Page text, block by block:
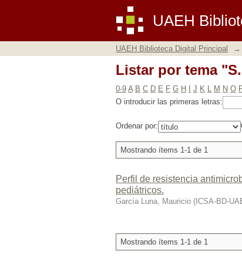
UAEH
Listar por tema
UAEH Biblioteca Digital Principal →
Listar por tema
0-9 A B C D E F G H J K L M N O
O introducir las primeras letras:
Ordenar por:
Mostrando ítems 1-1 de 1
Perfil de resistencia
pediátricos.
García Luna, Mauricio ( ICSA-BD-
Mostrando ítems 1-1 de 1